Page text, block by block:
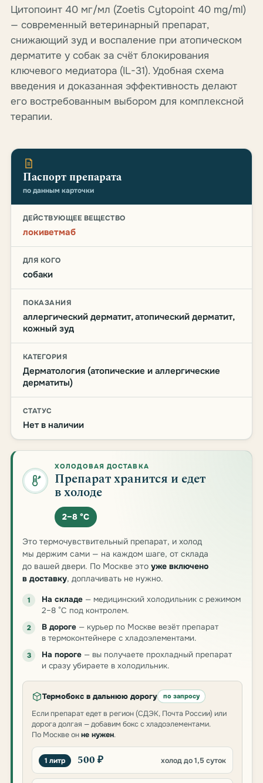
Цитопоинт 40 мг/мл (Zoetis Cytopoint 40 mg/ml)
— современный ветеринарный препарат,
снижающий зуд и воспаление при атопическом
дерматите у собак за счёт блокирования
ключевого медиатора (IL-31). Удобная схема
введения и доказанная эффективность делают
его востребованным выбором для комплексной
терапии.
Паспорт препарата
по данным карточки
ДЕЙСТВУЮЩЕЕ ВЕЩЕСТВО
локиветмаб
ДЛЯ КОГО
собаки
ПОКАЗАНИЯ
аллергический дерматит, атопический дерматит,
кожный зуд
КАТЕГОРИЯ
Дерматология (атопические и аллергические
дерматиты)
СТАТУС
Нет в наличии
ХОЛОДОВАЯ ДОСТАВКА
Препарат хранится и едет
в холоде
2–8 °C
Это термочувствительный препарат, и холод
мы держим сами — на каждом шаге, от склада
до вашей двери. По Москве это уже включено
в доставку, доплачивать не нужно.
1 На складе — медицинский холодильник с режимом
2–8 °C под контролем.
2 В дороге — курьер по Москве везёт препарат
в термоконтейнере с хладоэлементами.
3 На пороге — вы получаете прохладный препарат
и сразу убираете в холодильник.
Термобокс в дальнюю дорогу по запросу
Если препарат едет в регион (СДЭК, Почта России) или
дорога долгая — добавим бокс с хладоэлементами.
По Москве онне нужен.
1 литр 500 ₽ холод до 1,5 суток